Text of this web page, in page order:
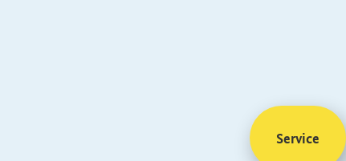
Service